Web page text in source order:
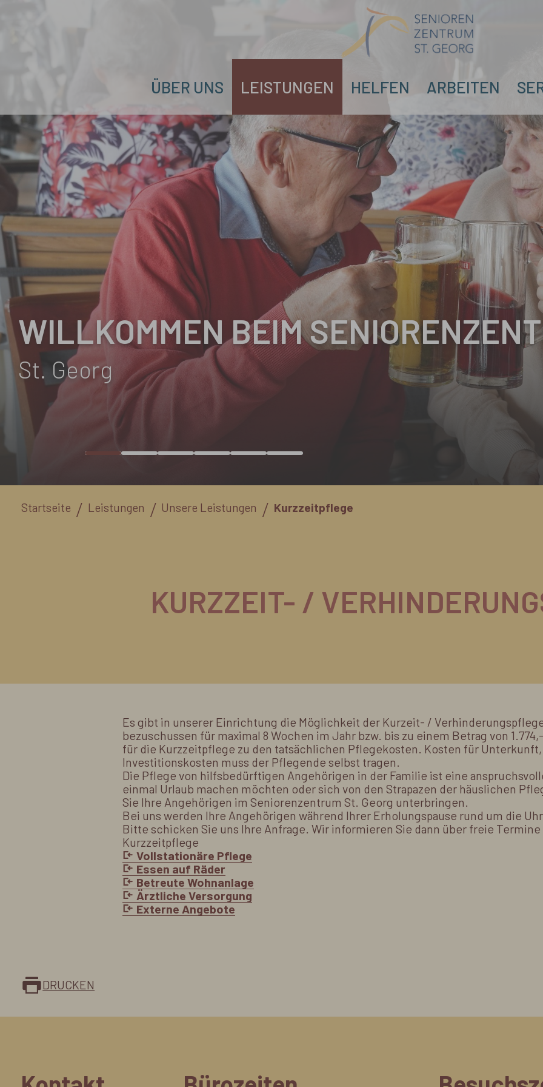
ÜBER UNS LEISTUNGEN HELFEN ARBEITEN
WILLKOMMEN BEIM
St. Georg
Startseite Leistungen Unsere Leistungen Kurzzeitpflege
KURZZEIT- /
Es gibt in unserer Einrichtung die Möglichkeit der Kurzeit- /
bezuschussen für maximal 8 Wochen im Jahr bzw. bis zu einem Betrag von
für die Kurzzeitpflege zu den tatsächlichen Pflegekosten. Kosten für
Investitionskosten muss der Pflegende selbst tragen.
Die Pflege von hilfsbedürftigen Angehörigen in der Familie ist eine
einmal Urlaub machen möchten oder sich von den Strapazen der häuslichen
Sie Ihre Angehörigen im Seniorenzentrum St. Georg unterbringen.
Bei uns werden Ihre Angehörigen während Ihrer Erholungspause rund um die
Bitte schicken Sie uns Ihre Anfrage. Wir informieren Sie dann über freie
Kurzzeitpflege
Vollstationäre Pflege
Essen auf Räder
Betreute Wohnanlage
Ärztliche Versorgung
Externe Angebote
DRUCKEN